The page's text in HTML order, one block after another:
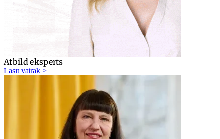
Atbild eksperts
Lasīt vairāk >